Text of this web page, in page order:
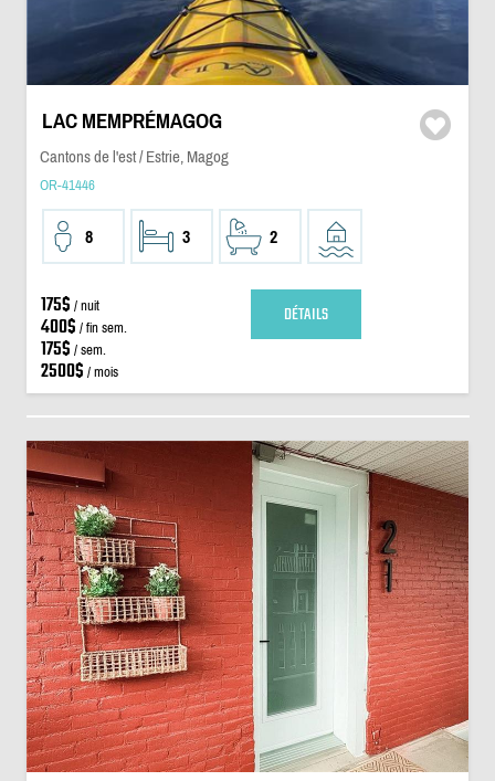
LAC MEMPRÉMAGOG
Cantons de l'est / Estrie, Magog
OR-41446
8 3 2
175$ / nuit
400$ / fin sem.
175$ / sem.
2500$ / mois
DÉTAILS